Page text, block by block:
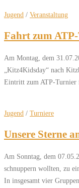
Jugend / Veranstaltung
Fahrt zum
Am Montag, dem
„Kitz4Kidsday“ nach
Eintritt zum ATP-Turnier
Jugend / Turniere
Unsere Sterne
Am Sonntag, dem
schnuppern wollten, zu
In insgesamt vier